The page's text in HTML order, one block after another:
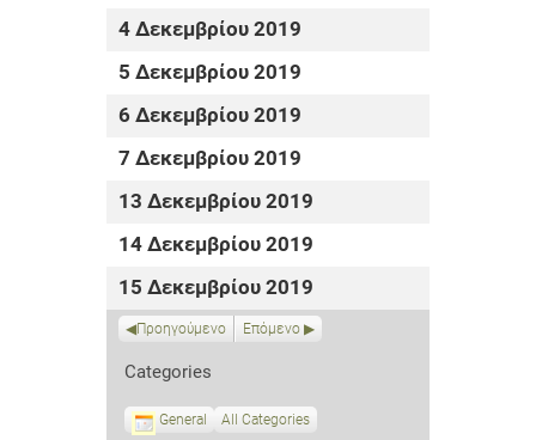
4 Δεκεμβρίου 2019
5 Δεκεμβρίου 2019
6 Δεκεμβρίου 2019
7 Δεκεμβρίου 2019
13 Δεκεμβρίου 2019
14 Δεκεμβρίου 2019
15 Δεκεμβρίου 2019
Προηγούμενο Επόμενο
Categories
General All Categories